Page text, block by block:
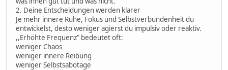
2. Deine Entscheidungen werden klarer
Je mehr innere Ruhe, Fokus und Selbstverbundenheit du
entwickelst, desto weniger agierst du impulsiv oder reaktiv.
,,Erhöhte Frequenz" bedeutet oft:
weniger Chaos
weniger innere Reibung
weniger Selbstsabotage